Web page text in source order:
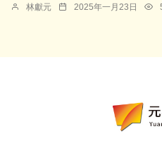
林獻元 2025年一月23日